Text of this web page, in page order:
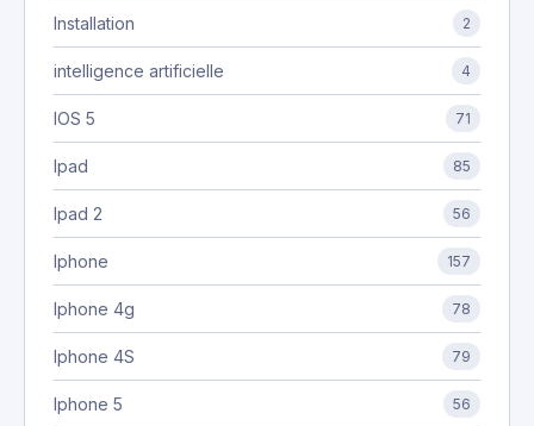
Installation 2
intelligence artificielle 4
IOS 5 71
Ipad 85
Ipad 2 56
Iphone 157
Iphone 4g 78
Iphone 4S 79
Iphone 5 56